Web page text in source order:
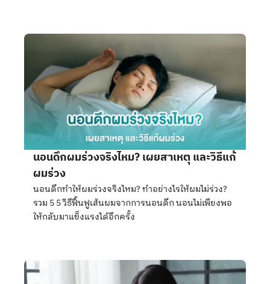
นอนดึกผมร่วงจริงไหม? เผยสาเหตุ และวิธีแก้
ผมร่วง
นอนดึกทำให้ผมร่วงจริงไหม? ทำอย่างไรให้ผมไม่ร่วง?
รวม 5 5 วิธีฟื้นฟูเส้นผมจากการนอนดึก นอนไม่เพียงพอ
ให้กลับมาแข็งแรงได้อีกครั้ง